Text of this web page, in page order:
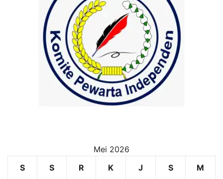
Mei 2026
S
S R K J S M